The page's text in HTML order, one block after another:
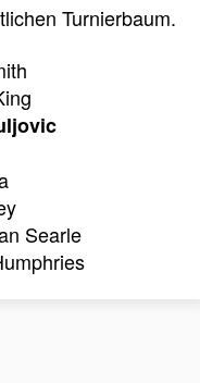
Turnierbaum.
Searle